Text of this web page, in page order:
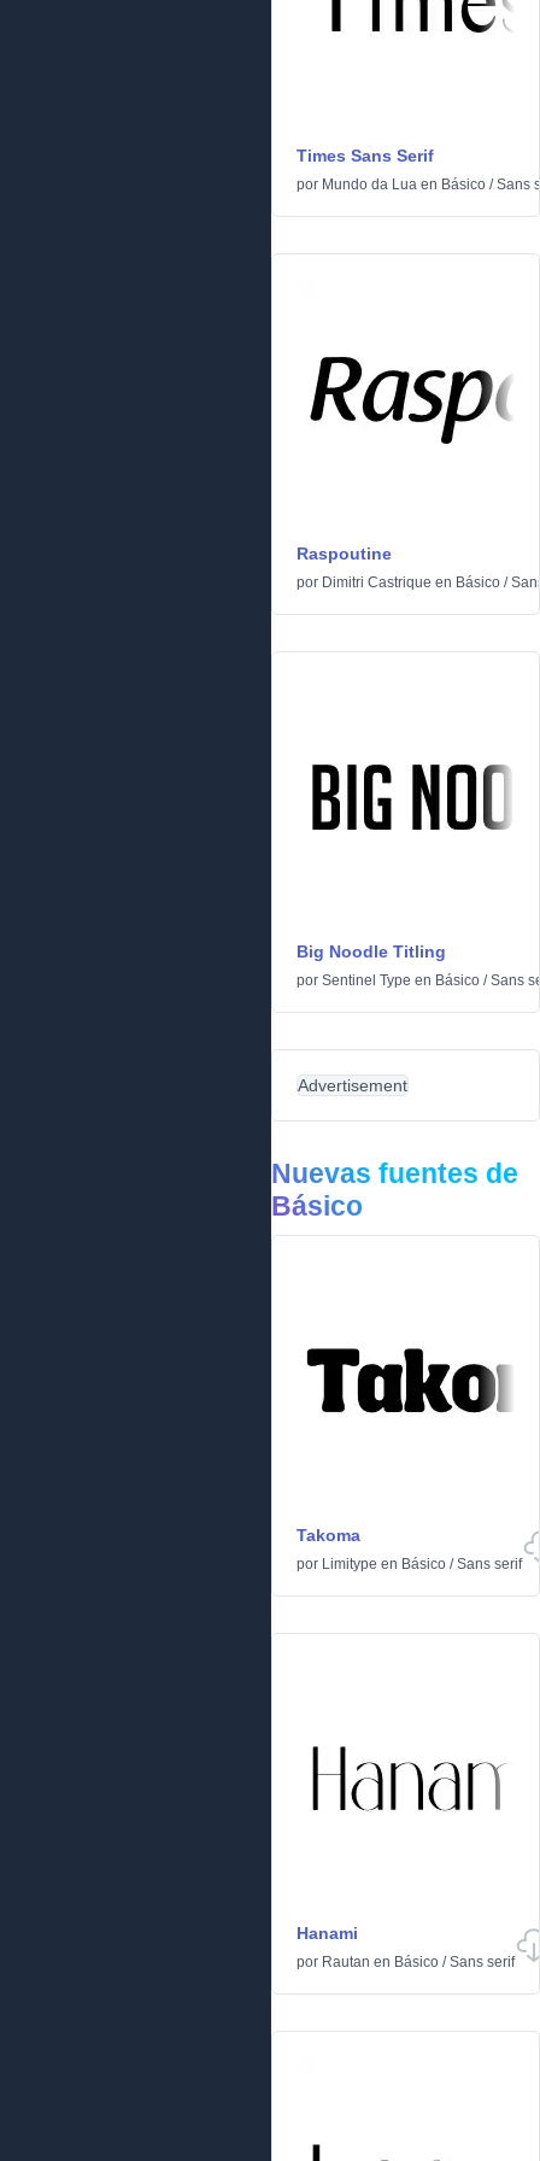
Times Sans Serif
por Mundo da Lua en Básico /Sans
Raspoutine
por Dimitri Castrique en Básico /
Big Noodle Titling
por Sentinel Type en Básico /Sans
Advertisement
Nuevas fuentes de
Básico
Takoma
por Limitype en Básico /Sans serif
Hanami
por Rautan en Básico /Sans serif